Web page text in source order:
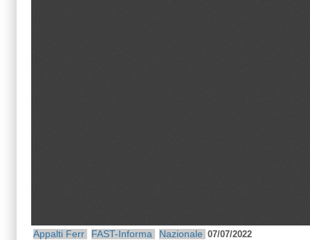
Appalti Ferr FAST-Informa Nazionale 07/07/2022